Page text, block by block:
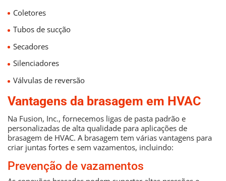
Coletores
Tubos de sucção
Secadores
Silenciadores
Válvulas de reversão
Vantagens da brasagem em HVAC
Na Fusion, Inc., fornecemos ligas de pasta padrão e
personalizadas de alta qualidade para aplicações de
brasagem de HVAC. A brasagem tem várias vantagens para
criar juntas fortes e sem vazamentos, incluindo:
Prevenção de vazamentos